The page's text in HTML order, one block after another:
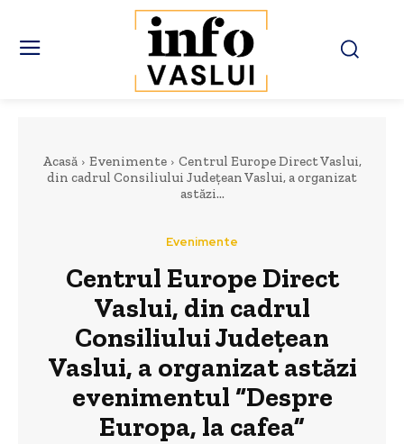
Acasă Evenimente
Centrul Europe Direct Vaslui,
din cadrul Consiliului Județean Vaslui, a organizat
astăzi...
Evenimente
Centrul Europe Direct
Vaslui, din cadrul
Consiliului Județean
Vaslui, a organizat astăzi
evenimentul “Despre
Europa, la cafea”